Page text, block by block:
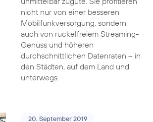
nicht nur von einer besseren
Mobilfunkversorgung, sondern
auch von ruckelfreiem Streaming-
Genuss und höheren
durchschnittlichen Datenraten – in
den Städten, auf dem Land und
unterwegs.
20. September 2019